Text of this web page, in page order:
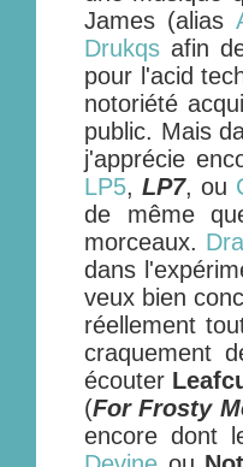
James (alias
Drukqs afin
pour l'acid
notoriété
public. Mais
j'apprécie
LP5, LP7, ou
de même
morceaux.
dans
veux bien
réellement
craquement
écouter
(For Frosty
encore dont